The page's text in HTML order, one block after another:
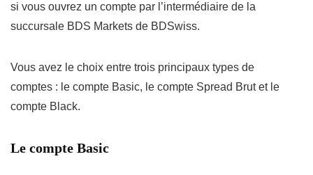
si vous ouvrez un compte par l’intermédiaire de la
succursale BDS Markets de BDSwiss.
Vous avez le choix entre trois principaux types de
comptes : le compte Basic, le compte Spread Brut et le
compte Black.
Le compte Basic